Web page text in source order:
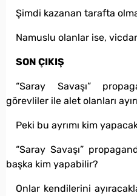
Şimdi kazanan tarafta
Namuslu olanlar ise,
SON ÇIKIŞ
“Saray Savaşı”
görevliler ile alet olanları
Peki bu ayrımı kim
“Saray Savaşı”
başka kim yapabilir?
Onlar kendilerini